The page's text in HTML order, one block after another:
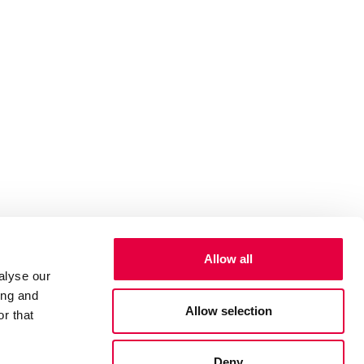
our
and
that
Allow all
Allow selection